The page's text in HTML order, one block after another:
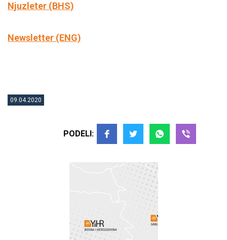
Njuzleter (BHS)
Newsletter (ENG)
09.04.2020
PODELI: